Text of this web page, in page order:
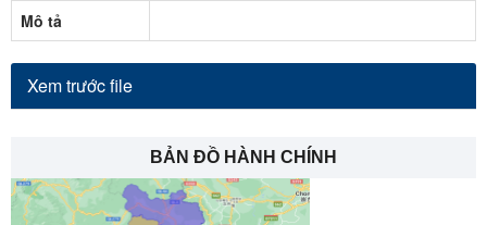
Mô tả
Xem trước file
BẢN ĐỒ HÀNH CHÍNH